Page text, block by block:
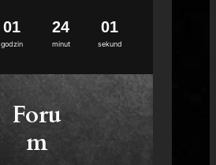
godzin
01
minut
24
sekund
00
Foru
m